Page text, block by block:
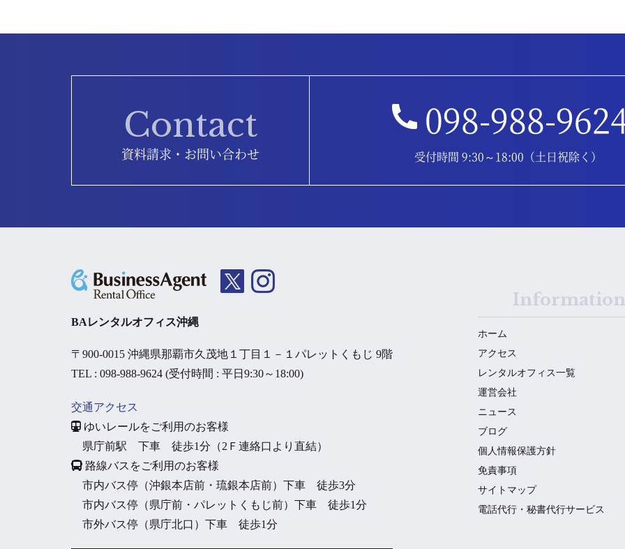
Contact
資料請求・お問い合わせ
098-988-
受付時間 9:30～18:00（土日祝除く）
BAレンタルオフィス沖縄
〒900-0015 沖縄県那覇市久茂地１丁目１－１パレットくもじ 9階
TEL : 098-988-9624 (受付時間 : 平日9:30～18:00)
交通アクセス
ゆいレールをご利用のお客様
県庁前駅 下車 徒歩1分（2Ｆ連絡口より直結）
路線バスをご利用のお客様
市内バス停（沖銀本店前・琉銀本店前）下車 徒歩3分
市内バス停（県庁前・パレットくもじ前）下車 徒歩1分
市外バス停（県庁北口）下車 徒歩1分
Information
ホーム
アクセス
レンタルオフィス一覧
運営会社
ニュース
ブログ
個人情報保護方針
免責事項
サイトマップ
電話代行・秘書代行サービス